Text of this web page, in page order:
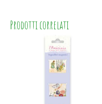
Prodotti correlati